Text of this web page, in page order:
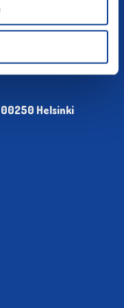
00250 Helsinki